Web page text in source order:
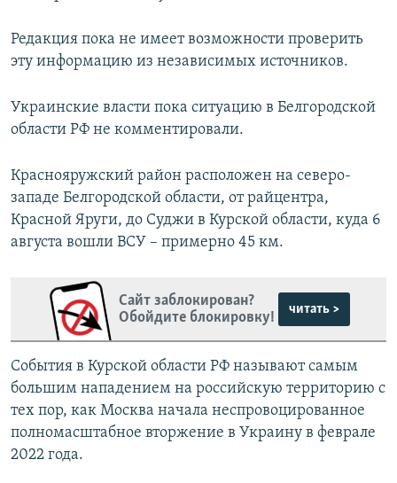
Редакция пока не имеет возможности проверить
эту информацию из независимых источников.
Украинские власти пока ситуацию в Белгородской
области РФ не комментировали.
Краснояружский район расположен на северо-
западе Белгородской области, от райцентра,
Красной Яруги, до Суджи в Курской области, куда 6
августа вошли ВСУ – примерно 45 км.
Сайт заблокирован?
Обойдите блокировку!
читать >
События в Курской области РФ называют самым
большим нападением на российскую территорию с
тех пор, как Москва начала неспровоцированное
полномасштабное вторжение в Украину в феврале
2022 года.